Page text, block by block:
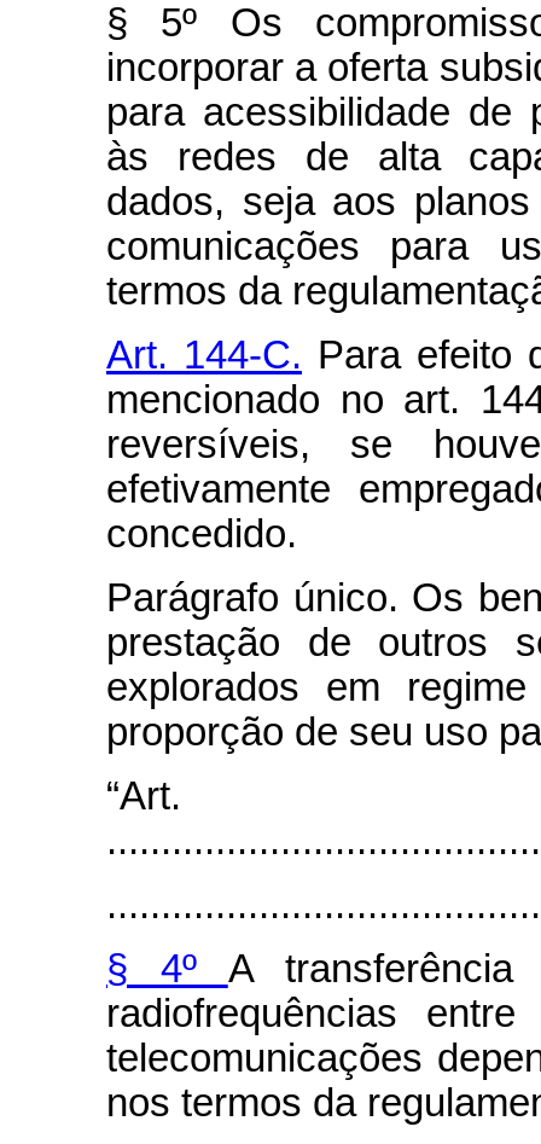
§ 5º Os
incorporar a oferta
para acessibilidade de
às redes de alta
dados, seja aos
comunicações para
termos da
Art. 144-C. Para efeito
mencionado no art.
reversíveis, se
efetivamente
concedido.
Parágrafo único. Os
prestação de outros
explorados em
proporção de seu uso
§ 4º A
radiofrequências
telecomunicações
nos termos da